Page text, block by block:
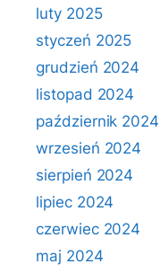
luty 2025
styczeń 2025
grudzień 2024
listopad 2024
październik 2024
wrzesień 2024
sierpień 2024
lipiec 2024
czerwiec 2024
maj 2024